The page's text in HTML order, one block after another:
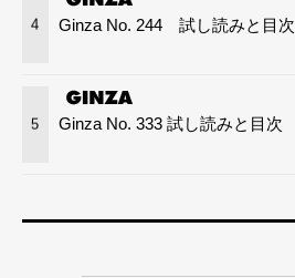
4 Ginza No. 244 試し読みと目次
5 Ginza No. 333 試し読みと目次